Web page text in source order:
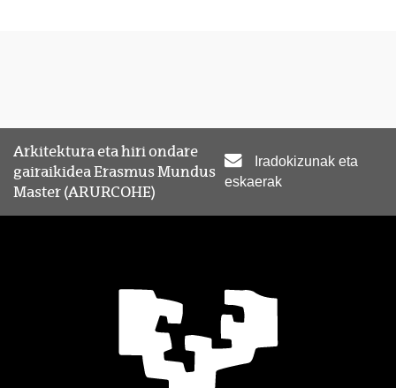
Arkitektura eta hiri ondare
gairaikidea Erasmus Mundus
Master (ARURCOHE)
Iradokizunak eta
eskaerak